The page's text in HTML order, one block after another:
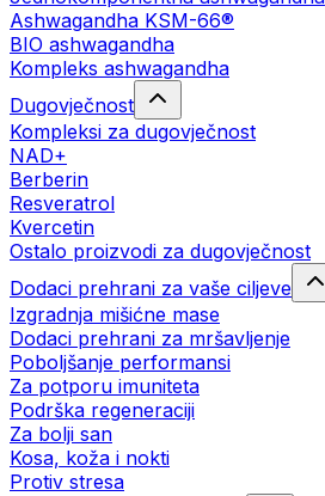
Ashwagandha KSM-66®
BIO ashwagandha
Kompleks ashwagandha
Dugovječnost
Kompleksi za dugovječnost
NAD+
Berberin
Resveratrol
Kvercetin
Ostalo proizvodi za dugovječnost
Dodaci prehrani za vaše ciljeve
Izgradnja mišićne mase
Dodaci prehrani za mršavljenje
Poboljšanje performansi
Za potporu imuniteta
Podrška regeneraciji
Za bolji san
Kosa, koža i nokti
Protiv stresa